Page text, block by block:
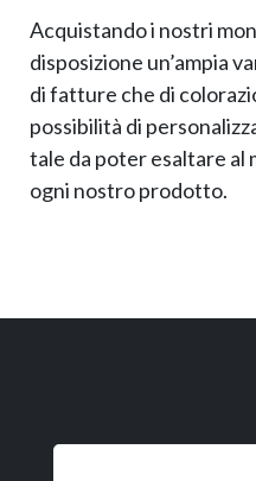
Acquistando i nostri
disposizione un’ampia
di fatture che di
possibilità di
tale da poter esaltare al
ogni nostro prodotto.